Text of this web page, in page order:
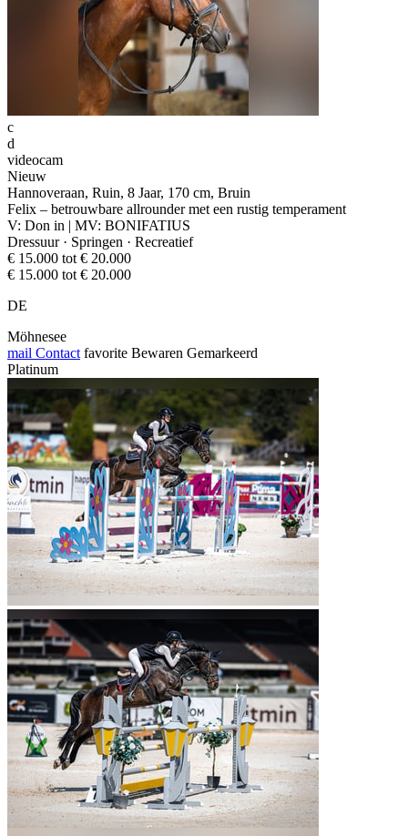
c
d
videocam
Nieuw
Hannoveraan, Ruin, 8 Jaar, 170 cm, Bruin
Felix – betrouwbare allrounder met een rustig temperament
V: Don in | MV: BONIFATIUS
Dressuur · Springen · Recreatief
€ 15.000 tot € 20.000
€ 15.000 tot € 20.000
DE
Möhnesee
mail Contact favorite Bewaren Gemarkeerd
Platinum